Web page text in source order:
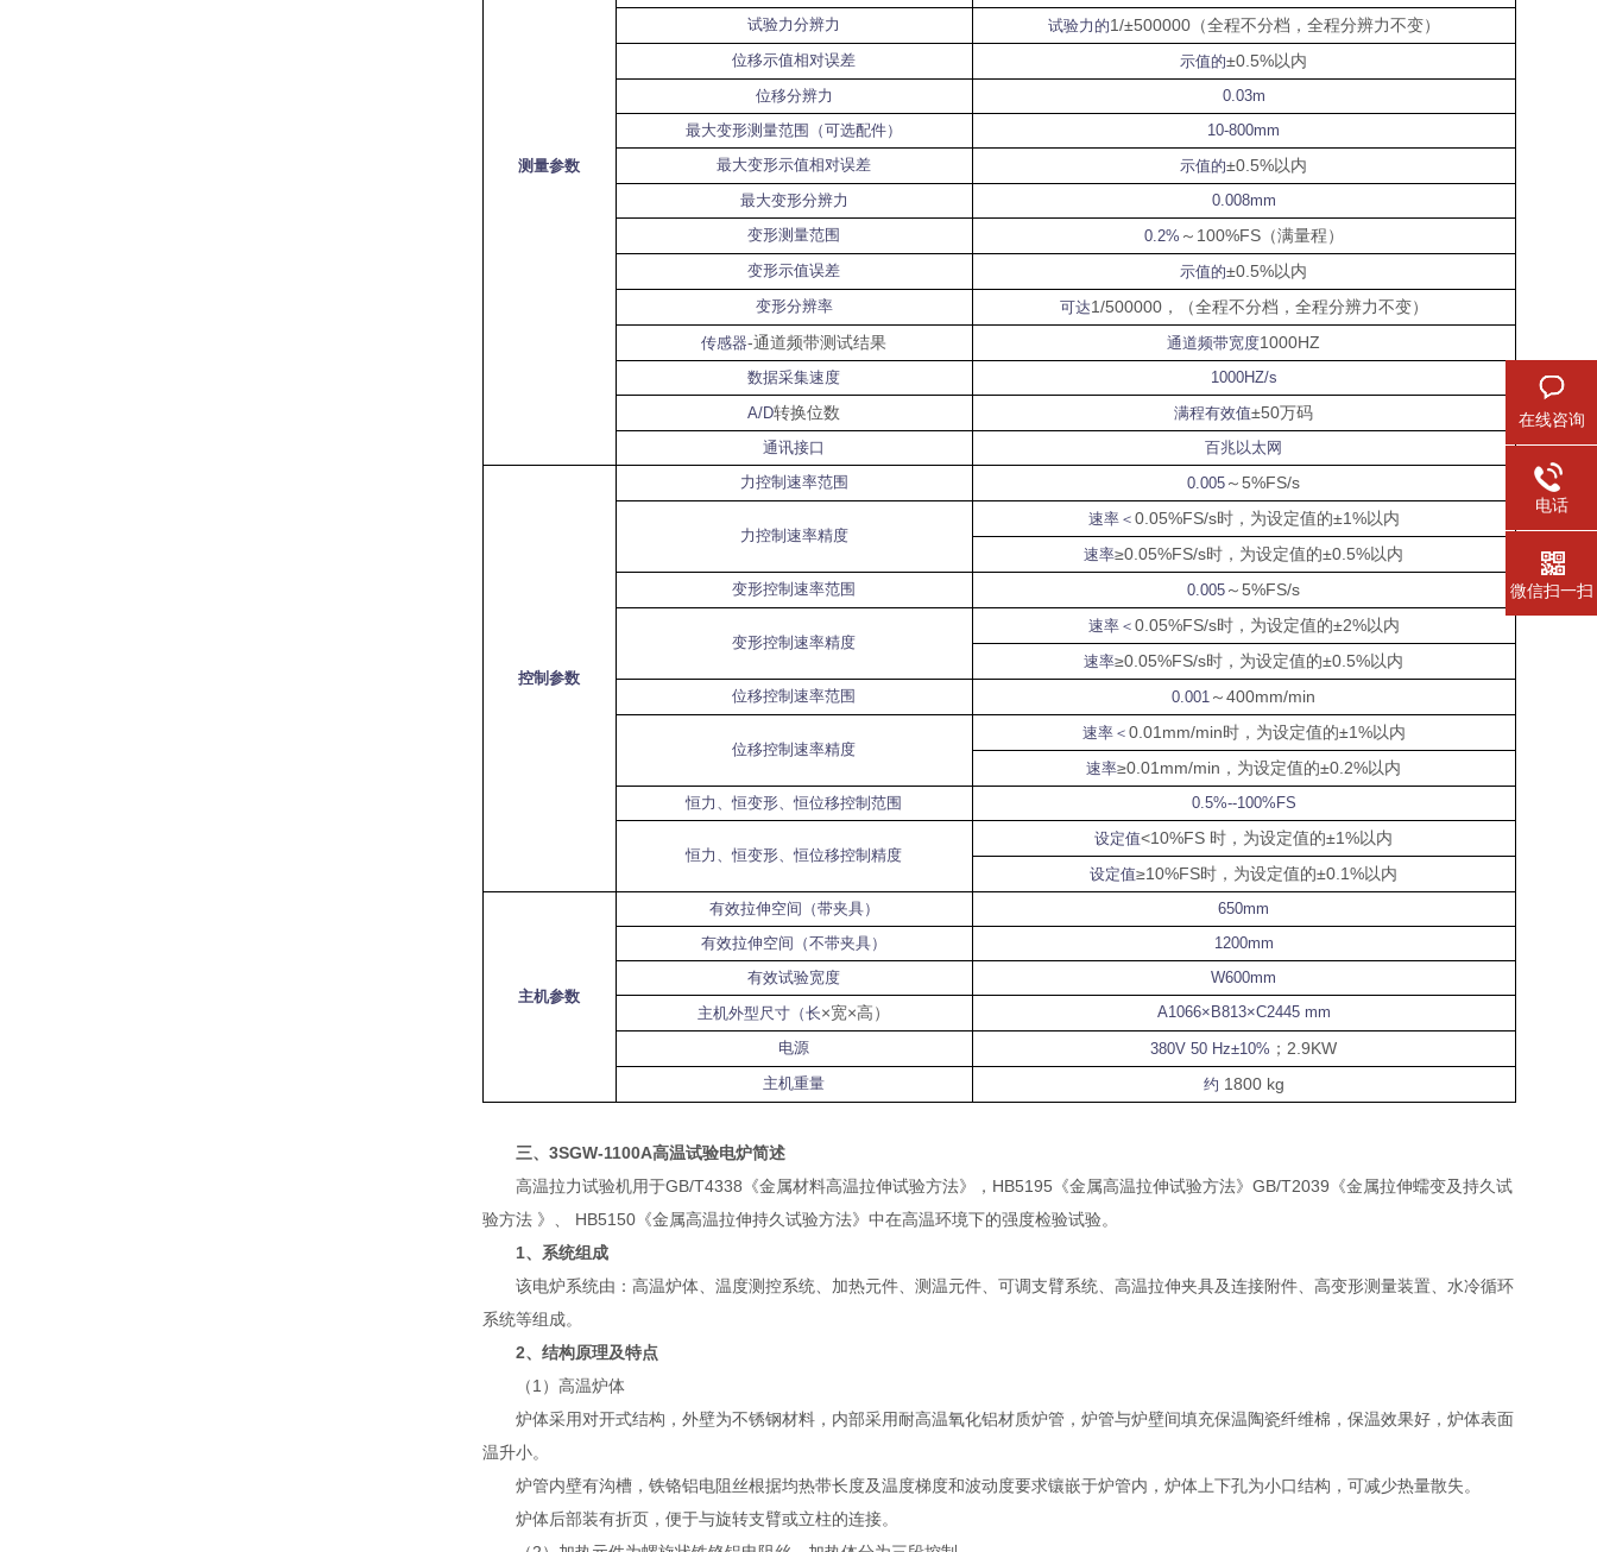
测量参数
试验力分辨力 试验力的1/±500000（全程不分档，全程分辨力不变）
位移示值相对误差 示值的±0.5%以内
位移分辨力
0.03m
最大变形测量范围（可选配件）
10-800mm
最大变形示值相对误差
示值的±0.5%以内
最大变形分辨力
0.008mm
变形测量范围
0.2% ～ 100%FS（满量程）
变形示值误差 示值的±0.5%以内
变形分辨率 可达1/500000，（全程不分档，全程分辨力不变）
传感器-通道频带测试结果 通道频带宽度1000HZ
数据采集速度
1000HZ/s
A/D转换位数 满程有效值±50万码
通讯接口 百兆以太网
控制参数
力控制速率范围 0.005 ～5%FS/s
力控制速率精度
速率＜ 0.05%FS/s时，为设定值的±1%以内
速率≥0.05%FS/s时，为设定值的±0.5%以内
变形控制速率范围 0.005 ～5%FS/s
变形控制速率精度
速率＜ 0.05%FS/s时，为设定值的±2%以内
速率≥0.05%FS/s时，为设定值的±0.5%以内
位移控制速率范围 0.001 ～400mm/min
位移控制速率精度
速率＜ 0.01mm/min时，为设定值的±1%以内
速率≥0.01mm/min ，为设定值的±0.2%以内
恒力、恒变形、恒位移控制范围 0.5%--100%FS
恒力、恒变形、恒位移控制精度
设定值<10%FS 时，为设定值的±1%以内
设定值≥10%FS时，为设定值的±0.1%以内
主机参数
有效拉伸空间（带夹具）
650mm
有效拉伸空间（不带夹具）
1200mm
有效试验宽度
W600mm
主机外型尺寸（长×宽×高）
A1066×B813×C2445 mm
电源
380V 50 Hz±10% ； 2.9KW
主机重量 约 1800 kg
三、3SGW-1100A高温试验电炉简述
高温拉力试验机用于GB/T4338《金属材料高温拉伸试验方法》，HB5195《金属高温拉伸试验方法》GB/T2039《金属拉伸蠕变及持久试
验方法 》、 HB5150《金属高温拉伸持久试验方法》中在高温环境下的强度检验试验。
1、系统组成
该电炉系统由：高温炉体、温度测控系统、加热元件、测温元件、可调支臂系统、高温拉伸夹具及连接附件、高变形测量装置、水冷循环
系统等组成。
2、结构原理及特点
（1）高温炉体
炉体采用对开式结构，外壁为不锈钢材料，内部采用耐高温氧化铝材质炉管，炉管与炉壁间填充保温陶瓷纤维棉，保温效果好，炉体表面
温升小。
炉管内壁有沟槽，铁铬铝电阻丝根据均热带长度及温度梯度和波动度要求镶嵌于炉管内，炉体上下孔为小口结构，可减少热量散失。
炉体后部装有折页，便于与旋转支臂或立柱的连接。
在线咨询
电话
微信扫一扫